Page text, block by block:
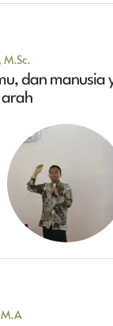
dan manusia
arah